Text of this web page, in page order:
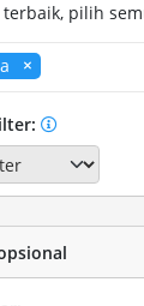
pilih